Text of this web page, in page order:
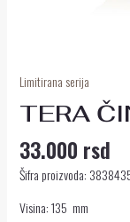
Limitirana serija
TERA
33.000 rsd
Šifra proizvoda:
Visina: 135 mm